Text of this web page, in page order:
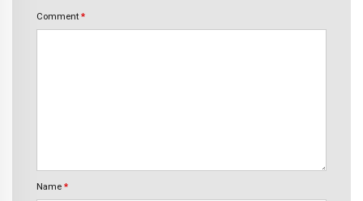
Comment *
Name *